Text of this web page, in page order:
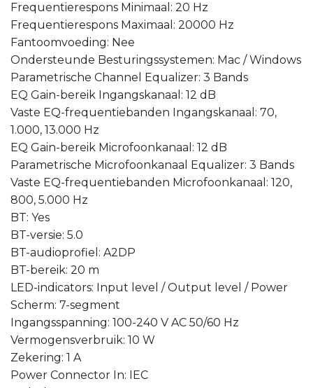
Frequentierespons Minimaal: 20 Hz
Frequentierespons Maximaal: 20000 Hz
Fantoomvoeding: Nee
Ondersteunde Besturingssystemen: Mac / Windows
Parametrische Channel Equalizer: 3 Bands
EQ Gain-bereik Ingangskanaal: 12 dB
Vaste EQ-frequentiebanden Ingangskanaal: 70,
1.000, 13.000 Hz
EQ Gain-bereik Microfoonkanaal: 12 dB
Parametrische Microfoonkanaal Equalizer: 3 Bands
Vaste EQ-frequentiebanden Microfoonkanaal: 120,
800, 5.000 Hz
BT: Yes
BT-versie: 5.0
BT-audioprofiel: A2DP
BT-bereik: 20 m
LED-indicators: Input level / Output level / Power
Scherm: 7-segment
Ingangsspanning: 100-240 V AC 50/60 Hz
Vermogensverbruik: 10 W
Zekering: 1 A
Power Connector In: IEC